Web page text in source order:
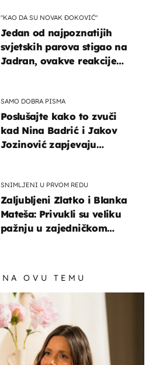
"KAO DA SU NOVAK ĐOKOVIĆ"
Jedan od najpoznatijih
svjetskih parova stigao na
Jadran, ovakve reakcije
SAMO DOBRA PISMA
Poslušajte kako to zvuči
kad Nina Badrić i Jakov
Jozinović zapjevaju
SNIMLJENI U PRVOM REDU
Zaljubljeni Zlatko i Blanka
Mateša: Privukli su veliku
pažnju u zajedničkom
NA OVU TEMU